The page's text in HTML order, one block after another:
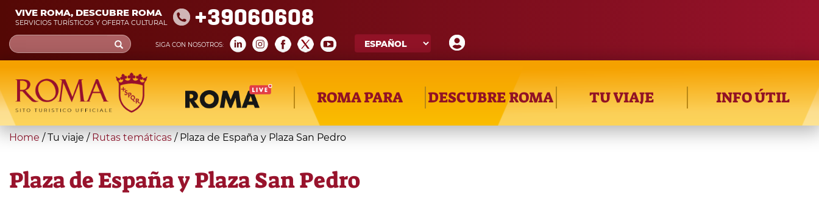
Skip
main
content
VIVE ROMA, DESCUBRE ROMA
SERVICIOS TURÍSTICOS Y OFERTA CULTURAL +39060608
SIGA CON NOSOTROS:
Search
form
Búsqueda
ROMA PARA DESCUBRE ROMA TU VIAJE INFO ÚTIL
You
here
Home / Tu viaje / Rutas temáticas / Plaza de España y Plaza San Pedro
Plaza de España y Plaza San Pedro